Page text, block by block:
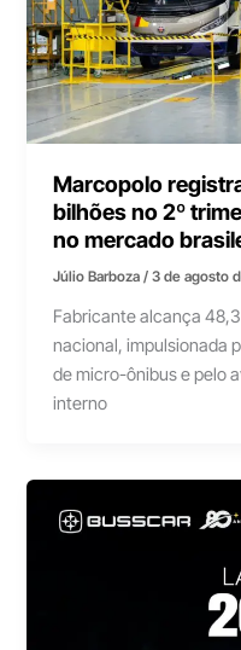
Marcopolo
bilhões no 2º
no mercado
Júlio Barboza/3 de agosto
Fabricante alcança
nacional, impulsionada
de micro-ônibus e pelo
interno